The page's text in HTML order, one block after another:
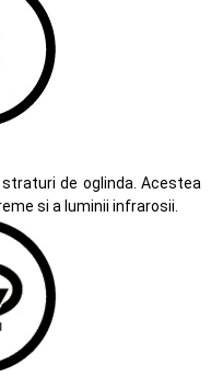
de oglinda. Acestea
si a luminii infrarosii.